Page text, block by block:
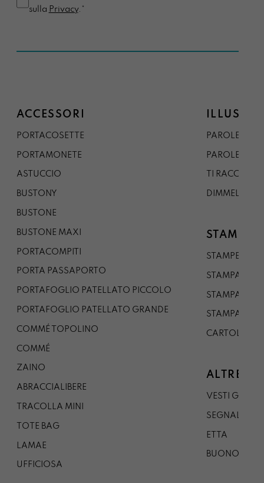
sulla Privacy.*
ACCESSORI
PORTACOSETTE
PORTAMONETE
ASTUCCIO
BUSTONY
BUSTONE
BUSTONE MAXI
PORTACOMPITI
PORTA PASSAPORTO
PORTAFOGLIO PATELLATO PICCOLO
PORTAFOGLIO PATELLATO GRANDE
COMMÉ TOPOLINO
COMMÉ
ZAINO
ABRACCIALIBERE
TRACOLLA MINI
TOTE BAG
LAMAE
UFFICIOSA
PAROLE DAL
PAROLE DA
TI
DIMMELO
STAMPE
STAMPE A5
STAMPA A3
STAMPA A1
STAMPA A0
CARTOLINA
ALTRE
VESTI
SEGNALIBRO
ETTA
BUONO